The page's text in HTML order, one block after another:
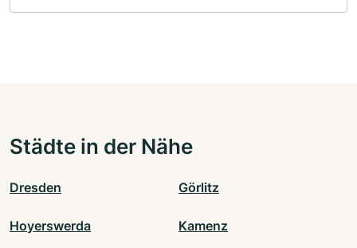
Städte in der Nähe
Dresden Görlitz
Hoyerswerda Kamenz